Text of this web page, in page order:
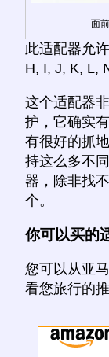
面前
此适配器允
H, I, J, K, L,
这个适配器
护，它确实
有很好的抓
持这么多不
器，除非找
个。
你可以买的
您可以从亚
看您旅行的